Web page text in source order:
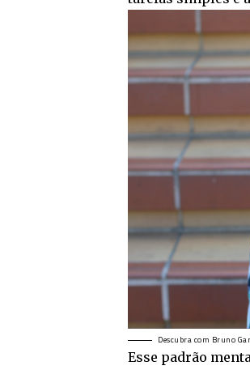
Descubra com Bruno
Esse padrão